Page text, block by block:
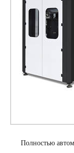
Полностью